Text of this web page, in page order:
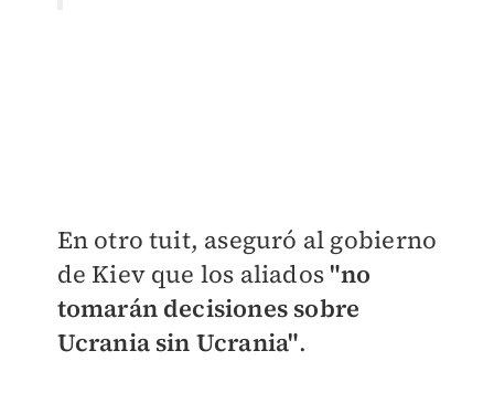
En otro tuit, aseguró al gobierno
de Kiev que los aliados"no
tomarán decisiones sobre
Ucrania sin Ucrania".